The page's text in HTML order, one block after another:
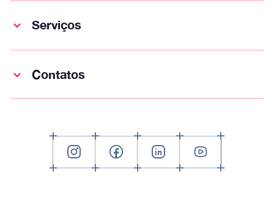
Serviços
Contatos